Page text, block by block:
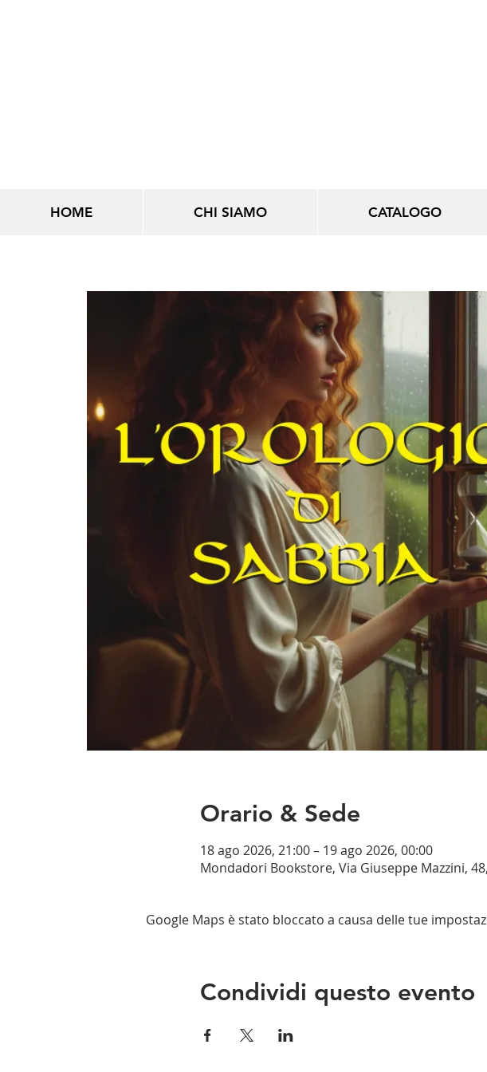
HOME CHI SIAMO CATALOGO
Orario & Sede
18 ago 2026, 21:00 – 19 ago 2026, 00:00
Mondadori Bookstore, Via Giuseppe Mazzini,
Google Maps è stato bloccato a causa delle tue
Condividi questo evento